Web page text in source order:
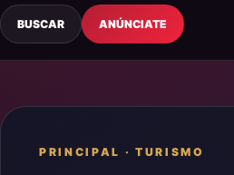
BUSCAR ANÚNCIATE
PRINCIPAL ·TURISMO